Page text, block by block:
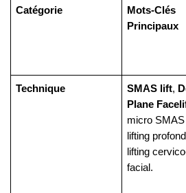
Catégorie
Mots-Clés
Principaux
Technique SMAS lift,
Plane
micro SMAS
lifting
lifting
facial.